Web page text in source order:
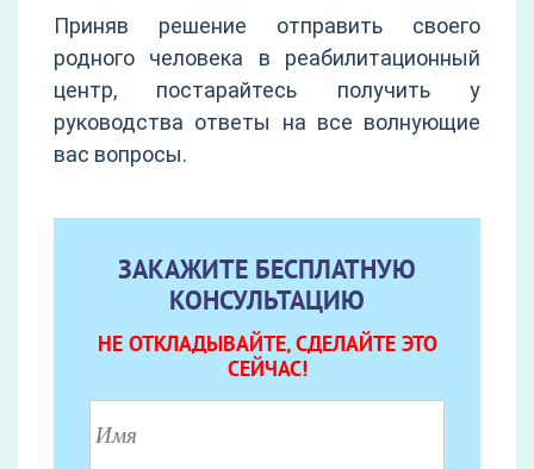
Приняв решение отправить своего
родного человека в реабилитационный
центр, постарайтесь получить у
руководства ответы на все волнующие
вас вопросы.
ЗАКАЖИТЕ БЕСПЛАТНУЮ
КОНСУЛЬТАЦИЮ
НЕ ОТКЛАДЫВАЙТЕ, СДЕЛАЙТЕ ЭТО
СЕЙЧАС!